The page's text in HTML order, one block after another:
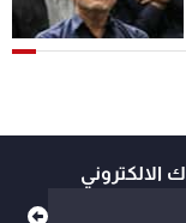
الالكتروني